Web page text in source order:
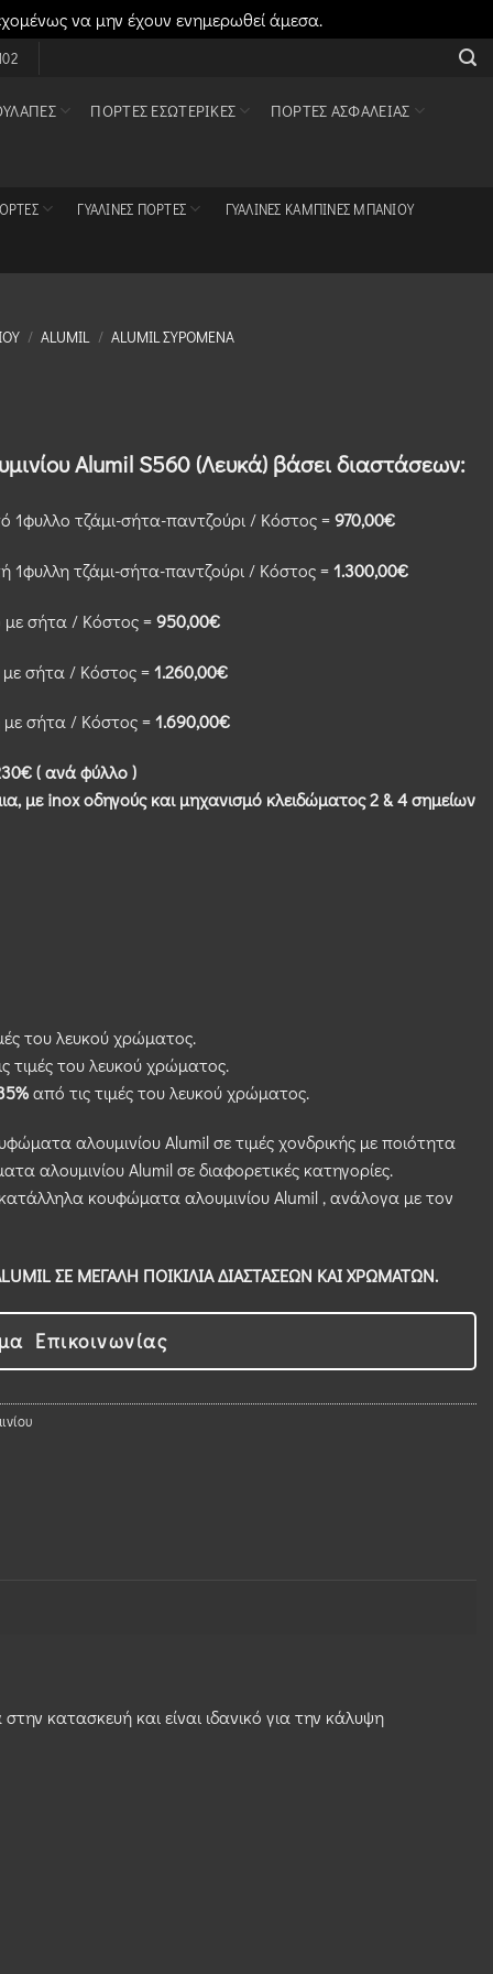
να μην έχουν ενημερωθεί άμεσα.
ΠΌΡΤΕΣ ΕΣΩΤΕΡΙΚΈΣ ΠΌΡΤΕΣ ΑΣΦΑΛΕΊΑΣ
ΓΥΆΛΙΝΕΣ ΠΌΡΤΕΣ ΓΥΆΛΙΝΕΣ ΚΑΜΠΊΝΕΣ ΜΠΆΝΙΟΥ
/ ALUMIL / ALUMIL ΣΥΡΌΜΕΝΑ
Alumil S560 (Λευκά) βάσει διαστάσεων:
1φυλλο τζάμι-σήτα-παντζούρι / Kόστος =970,00€
τζάμι-σήτα-παντζούρι / Kόστος =1.300,00€
σήτα / Kόστος =950,00€
σήτα / Kόστος =1.260,00€
σήτα / Kόστος =1.690,00€
( ανά φύλλο )
με inox οδηγούς και μηχανισμό κλειδώματος 2 & 4 σημείων
του λευκού χρώματος.
τιμές του λευκού χρώματος.
από τις τιμές του λευκού χρώματος.
αλουμινίου Alumil σε τιμές χονδρικής με ποιότητα
αλουμινίου Alumil σε διαφορετικές κατηγορίες.
κουφώματα αλουμινίου Alumil , ανάλογα με τον
ΣΕ ΜΕΓΑΛΗ ΠΟΙΚΙΛΙΑ ΔΙΑΣΤΑΣΕΩΝ ΚΑΙ ΧΡΩΜΑΤΩΝ.
Επικοινωνίας
κατασκευή και είναι ιδανικό για την κάλυψη